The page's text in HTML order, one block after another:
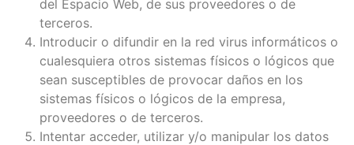
del Espacio Web, de sus proveedores o de
terceros.
Introducir o difundir en la red virus informáticos o
cualesquiera otros sistemas físicos o lógicos que
sean susceptibles de provocar daños en los
sistemas físicos o lógicos de la empresa,
proveedores o de terceros.
Intentar acceder, utilizar y/o manipular los datos